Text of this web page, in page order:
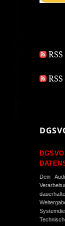
Dein